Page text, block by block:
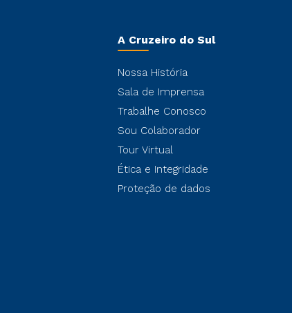
A Cruzeiro do Sul
Nossa História
Sala de Imprensa
Trabalhe Conosco
Sou Colaborador
Tour Virtual
Ética e Integridade
Proteção de dados